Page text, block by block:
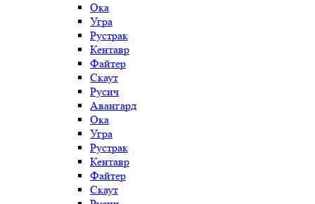
Ока
Угра
Рустрак
Кентавр
Файтер
Скаут
Русич
Авангард
Ока
Угра
Рустрак
Кентавр
Файтер
Скаут